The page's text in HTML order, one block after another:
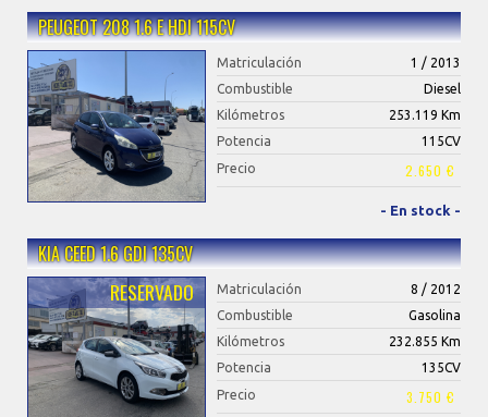
PEUGEOT 208 1.6 E HDI 115CV
Matriculación
1 / 2013
Combustible
Diesel
Kilómetros
253.119 Km
Potencia
115CV
Precio
2.650 €
- En stock -
KIA CEED 1.6 GDI 135CV
RESERVADO Matriculación
8 / 2012
Combustible
Gasolina
Kilómetros
232.855 Km
Potencia
135CV
Precio
3.750 €